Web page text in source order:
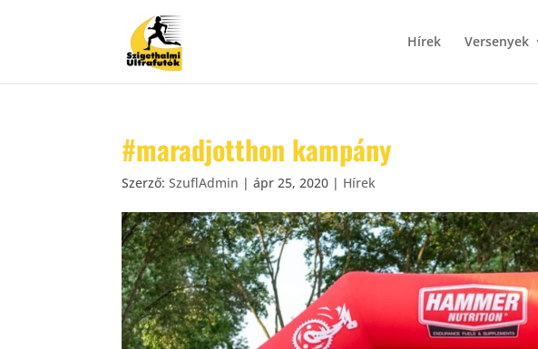
Hírek Versenyek
#maradjotthon kampány
Szerző:SzuflAdmin |ápr 25, 2020 | Hírek